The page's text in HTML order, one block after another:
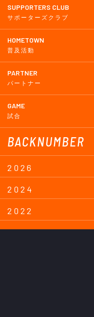
SUPPORTERS CLUB
サポーターズクラブ
HOMETOWN
普及活動
PARTNER
パートナー
GAME
試合
BACKNUMBER
2026
2024
2022
2020